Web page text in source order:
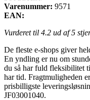
Varenummer: 9571
EAN:
Vurderet til 4.2 ud af 5
De fleste e-shops giver
En yndling er nu om
du så har fuld fleksibilitet
har tid. Fragtmuligheden
prisbilligste
JF03001040.